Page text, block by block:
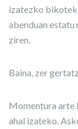
izatezko
abenduan
ziren.
Baina, zer
Momentura arte
ahal izateko.